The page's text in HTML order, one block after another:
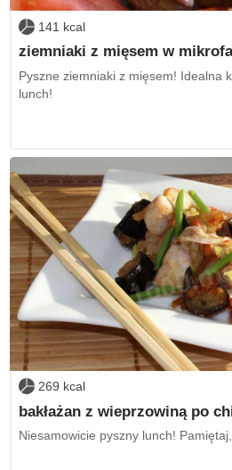
141 kcal
ziemniaki z mięsem w
Pyszne ziemniaki z mięsem! Idealna
lunch!
269 kcal
bakłażan z wieprzowiną po
Niesamowicie pyszny lunch!